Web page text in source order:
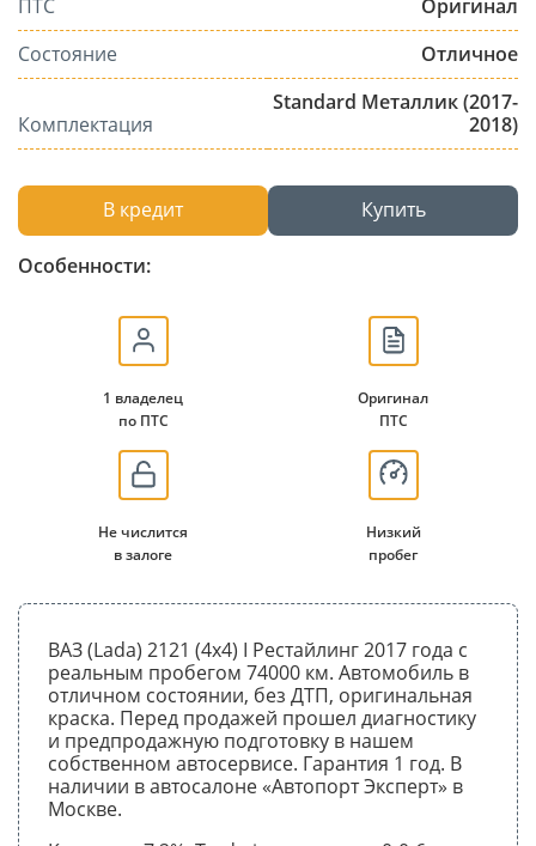
ПТС
Оригинал
Состояние
Отличное
Комплектация
Standard Металлик (2017-
2018)
В кредит Купить
Особенности:
1 владелец
по ПТС
Оригинал
ПТС
Не числится
в залоге
Низкий
пробег
ВАЗ (Lada) 2121 (4x4) I Рестайлинг 2017 года с
реальным пробегом 74000 км. Автомобиль в
отличном состоянии, без ДТП, оригинальная
краска. Перед продажей прошел диагностику
и предпродажную подготовку в нашем
собственном автосервисе. Гарантия 1 год. В
наличии в автосалоне «Автопорт Эксперт» в
Москве.